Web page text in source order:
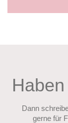
Dann
gerne für